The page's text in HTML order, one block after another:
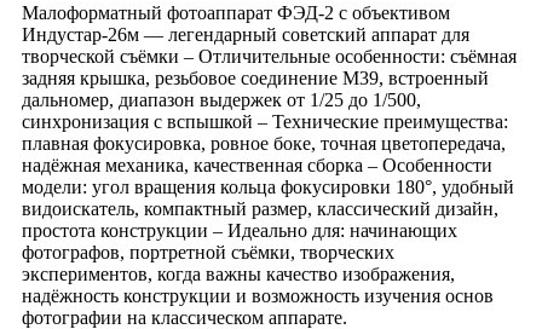
Малоформатный фотоаппарат ФЭД-2 с объективом
Индустар-26м — легендарный советский аппарат для
творческой съёмки – Отличительные особенности: съёмная
задняя крышка, резьбовое соединение M39, встроенный
дальномер, диапазон выдержек от 1/25 до 1/500,
синхронизация с вспышкой – Технические преимущества:
плавная фокусировка, ровное боке, точная цветопередача,
надёжная механика, качественная сборка – Особенности
модели: угол вращения кольца фокусировки 180°, удобный
видоискатель, компактный размер, классический дизайн,
простота конструкции – Идеально для: начинающих
фотографов, портретной съёмки, творческих
экспериментов, когда важны качество изображения,
надёжность конструкции и возможность изучения основ
фотографии на классическом аппарате.